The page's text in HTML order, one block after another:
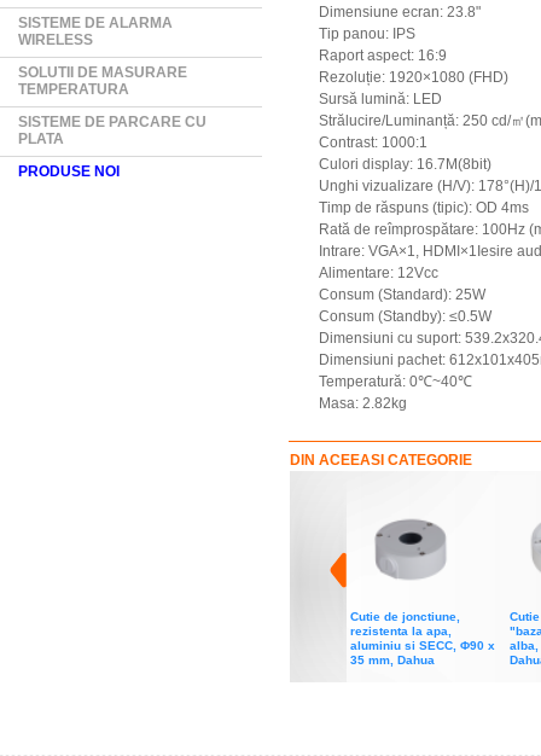
SISTEME DE ALARMA
WIRELESS
SOLUTII DE MASURARE
TEMPERATURA
SISTEME DE PARCARE CU
PLATA
PRODUSE NOI
Dimensiune ecran: 23.8"
Tip panou: IPS
Raport aspect: 16:9
Rezoluție: 1920×1080 (FHD)
Sursă lumină: LED
Strălucire/Luminanță: 250 cd/㎡
Contrast: 1000:1
Culori display: 16.7M(8bit)
Unghi vizualizare (H/V): 178°(H)/
Timp de răspuns (tipic): OD 4ms
Rată de reîmprospătare: 100Hz
Intrare: VGA×1, HDMI×1Iesire
Alimentare: 12Vcc
Consum (Standard): 25W
Consum (Standby): ≤0.5W
Dimensiuni cu suport:
Dimensiuni pachet:
Temperatură: 0℃~40℃
Masa: 2.82kg
DIN ACEEASI CATEGORIE
Cutie de jonctiune,
rezistenta la apa,
aluminiu si SECC, Φ90 x
35 mm, Dahua
alba,